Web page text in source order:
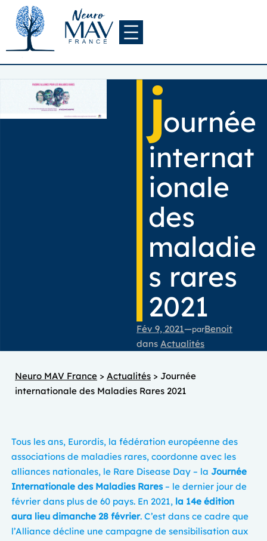
Aller
contenu
journée
internat
ionale
des
maladie
s rares
2021
Fév 9, 2021—parBenoit
dansActualités
Neuro MAV France > Actualités > Journée
internationale des Maladies Rares 2021
Tous les ans, Eurordis, la fédération européenne des
associations de maladies rares, coordonne avec les
alliances nationales, le Rare Disease Day – la Journée
Internationale des Maladies Rares– le dernier jour de
février dans plus de 60 pays. En 2021,la 14e édition
aura lieu dimanche 28 février. C’est dans ce cadre que
l’Alliance décline une campagne de sensibilisation aux